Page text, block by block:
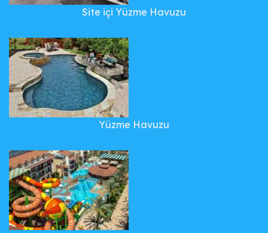
Site içi Yüzme Havuzu
Yüzme Havuzu